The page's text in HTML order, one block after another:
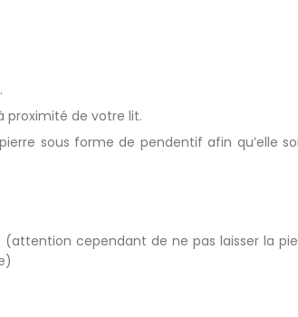
proximité de votre lit.
sous forme de pendentif afin qu’elle
cependant de ne pas laisser la